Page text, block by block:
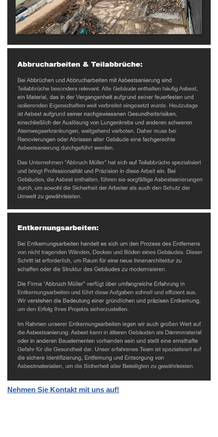
Nehmen Sie Kontakt mit uns auf!